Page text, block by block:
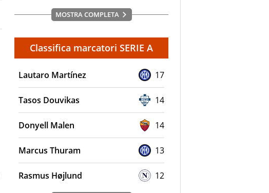
MOSTRA COMPLETA
Classifica marcatori SERIE A
Lautaro Martínez 17
Tasos Douvikas 14
Donyell Malen 14
Marcus Thuram 13
Rasmus Højlund 12